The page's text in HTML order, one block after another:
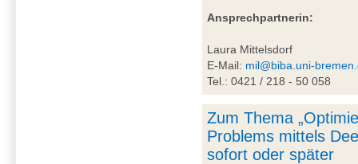
Ansprechpartnerin:
Laura Mittelsdorf
E-Mail: mil@biba.uni-
Tel.: 0421 / 218 - 50 058
Zum Thema
Problems mittels
sofort oder später